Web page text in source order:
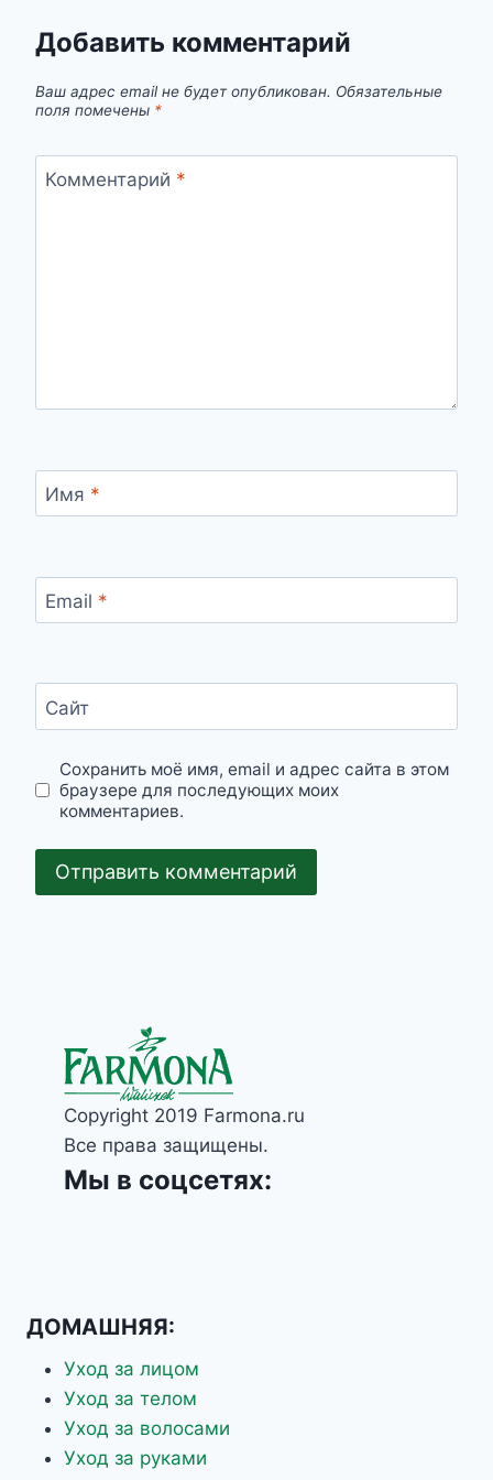
Добавить комментарий
Ваш адрес email не будет опубликован. Обязательные
поля помечены *
Комментарий *
Имя *
Email *
Сайт
Сохранить моё имя, email и адрес сайта в этом
браузере для последующих моих
комментариев.
Copyright 2019 Farmona.ru
Все права защищены.
Мы в соцсетях:
ДОМАШНЯЯ:
Уход за лицом
Уход за телом
Уход за волосами
Уход за руками